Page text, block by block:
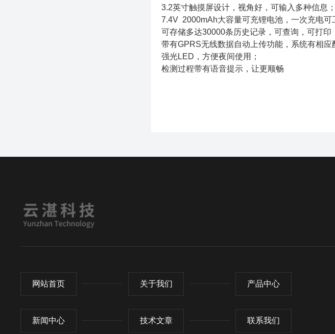
3.2英寸触摸屏设计，视角好，可输入多种信息；
7.4V 2000mAh大容量可充锂电池，一次充电可
可存储多达30000条历史记录，可查询，可打印
带有GPRS无线数据自动上传功能，系统有相应
强光LED，方便夜间使用；
检测过程带有语音提示，让更顺畅
网站首页 关于我们 产品中心
新闻中心 技术文章 联系我们